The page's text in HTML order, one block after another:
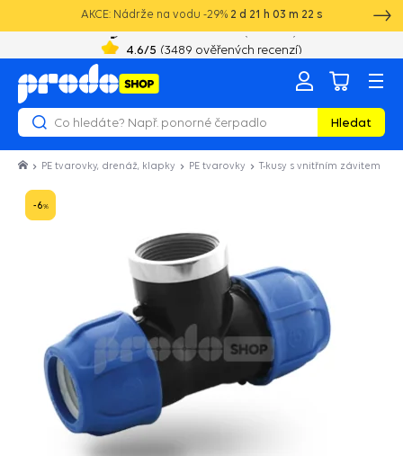
AKCE: Nádrže na vodu -29% 2 d 21 h 03 m 22 s
4.6 /5 (3489 ověřených recenzí)
Hledat
PE tvarovky, drenáž, klapky PE tvarovky T-kusy s vnitřním závitem
-6%